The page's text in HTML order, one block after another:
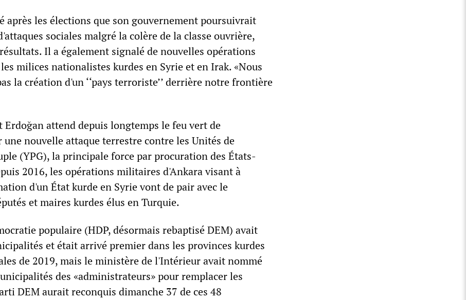
après les élections que son gouvernement poursuivrait
sociales malgré la colère de la classe ouvrière,
Il a également signalé de nouvelles opérations
milices nationalistes kurdes en Syrie et en Irak. «Nous
la création d'un ‘‘pays terroriste’’ derrière notre frontière
Erdoğan attend depuis longtemps le feu vert de
nouvelle attaque terrestre contre les Unités de
(YPG), la principale force par procuration des États-
2016, les opérations militaires d'Ankara visant à
d'un État kurde en Syrie vont de pair avec le
et maires kurdes élus en Turquie.
populaire (HDP, désormais rebaptisé DEM) avait
et était arrivé premier dans les provinces kurdes
de 2019, mais le ministère de l'Intérieur avait nommé
des «administrateurs» pour remplacer les
DEM aurait reconquis dimanche 37 de ces 48